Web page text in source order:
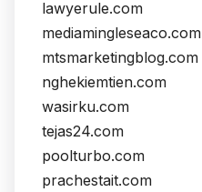
lawyerule.com
mediamingleseaco.com
mtsmarketingblog.com
nghekiemtien.com
wasirku.com
tejas24.com
poolturbo.com
prachestait.com